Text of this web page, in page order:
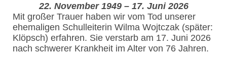
22. November 1949 – 17. Juni 2026
Mit großer Trauer haben wir vom Tod unserer
ehemaligen Schulleiterin Wilma Wojtczak (später:
Klöpsch) erfahren. Sie verstarb am 17. Juni 2026
nach schwerer Krankheit im Alter von 76 Jahren.